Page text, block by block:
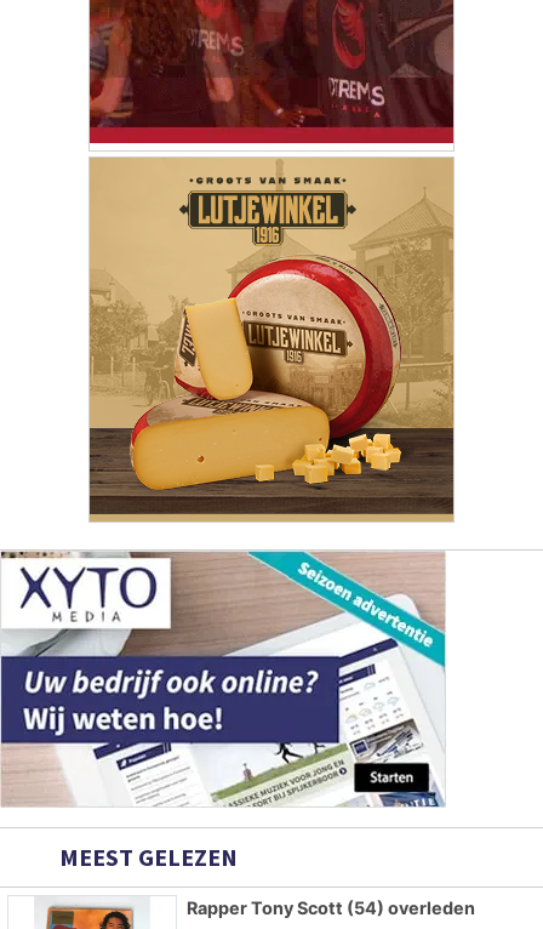
MEEST GELEZEN
Rapper Tony Scott (54) overleden